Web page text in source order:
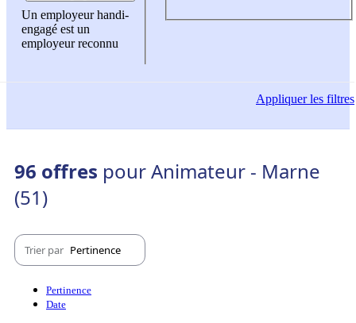
Un employeur handi-
engagé est un
employeur reconnu
Appliquerles filtres
96 offres pour Animateur - Marne
(51)
Trier par Pertinence
Pertinence
Date